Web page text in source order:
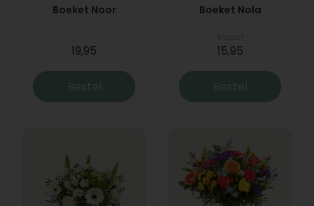
Boeket Noor
19,95
Bestel
Boeket Nola
15,95
Bestel